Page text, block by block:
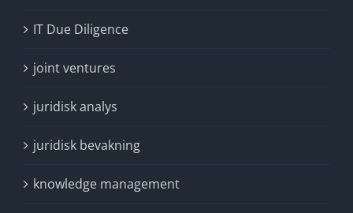
IT Due Diligence
joint ventures
juridisk analys
juridisk bevakning
knowledge management